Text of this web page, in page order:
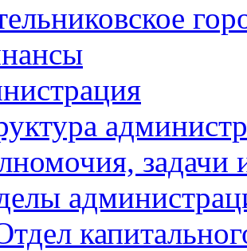
задачи